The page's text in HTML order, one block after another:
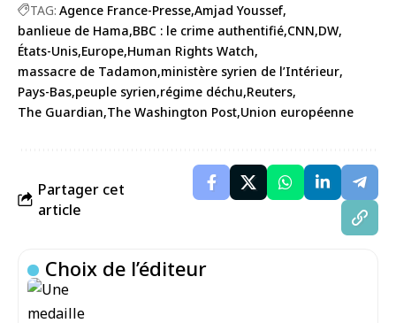
TAG: Agence France-Presse Amjad Youssef
banlieue de Hama BBC : le crime authentifié CNN DW
États-Unis Europe Human Rights Watch
massacre de Tadamon ministère syrien de l’Intérieur
Pays-Bas peuple syrien régime déchu Reuters
The Guardian The Washington Post Union européenne
Partager cet
article
Choix de l’éditeur